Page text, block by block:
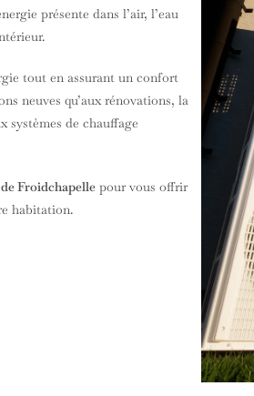
présente dans l’air, l’eau
tout en assurant un confort
neuves qu’aux rénovations, la
systèmes de chauffage
Froidchapelle pour vous offrir
habitation.